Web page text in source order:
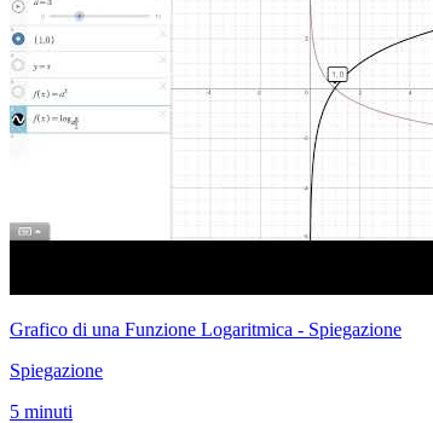
Grafico di una Funzione Logaritmica - Spiegazione
Spiegazione
5 minuti